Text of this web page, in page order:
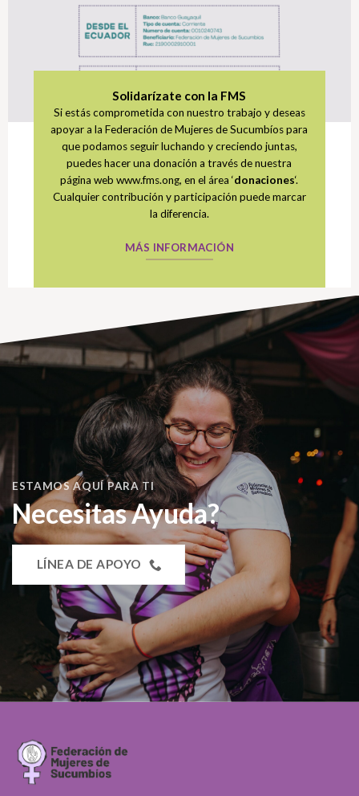
Solidarízate con la FMS
Si estás comprometida con nuestro trabajo y deseas
apoyar a la Federación de Mujeres de Sucumbíos para
que podamos seguir luchando y creciendo juntas,
puedes hacer una donación a través de nuestra
página web www.fms.ong, en el área ‘donaciones‘.
Cualquier contribución y participación puede marcar
la diferencia.
MÁS INFORMACIÓN
ESTAMOS AQUÍ PARA TI
Necesitas Ayuda?
LÍNEA DE APOYO